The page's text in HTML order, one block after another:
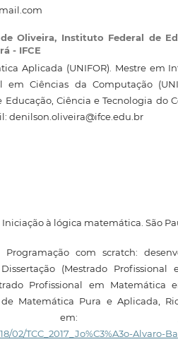
Oliveira, Instituto Federal de
- IFCE
Aplicada (UNIFOR). Mestre em
em Ciências da Computação
Ciência e Tecnologia do
denilson.oliveira@ifce.edu.br
Iniciação à lógica matemática. São
Programação com scratch:
(Mestrado Profissional
Profissional em Matemática
Matemática Pura e Aplicada,
em:
02/TCC_2017_Jo%C3%A3o-Alvaro-